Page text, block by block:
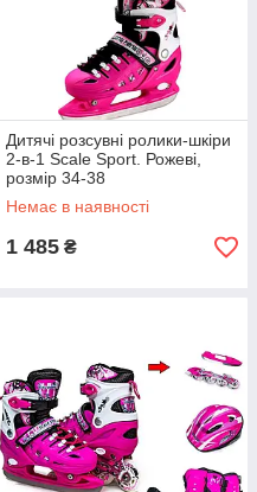
Дитячі розсувні ролики-шкіри
2-в-1 Scale Sport. Рожеві,
розмір 34-38
Немає в наявності
1 485 ₴